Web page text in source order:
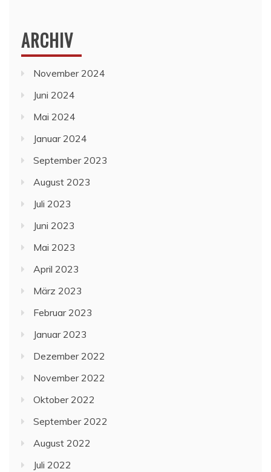
ARCHIV
November 2024
Juni 2024
Mai 2024
Januar 2024
September 2023
August 2023
Juli 2023
Juni 2023
Mai 2023
April 2023
März 2023
Februar 2023
Januar 2023
Dezember 2022
November 2022
Oktober 2022
September 2022
August 2022
Juli 2022